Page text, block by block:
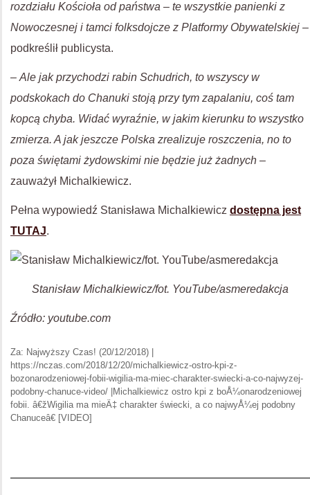
rozdziału Kościoła od państwa – te wszystkie panienki z
Nowoczesnej i tamci folksdojcze z Platformy Obywatelskiej –
podkreślił publicysta.
– Ale jak przychodzi rabin Schudrich, to wszyscy w
podskokach do Chanuki stoją przy tym zapalaniu, coś tam
kopcą chyba. Widać wyraźnie, w jakim kierunku to wszystko
zmierza. A jak jeszcze Polska zrealizuje roszczenia, no to
poza świętami żydowskimi nie będzie już żadnych –
zauważył Michalkiewicz.
Pełna wypowiedź Stanisława Michalkiewicz dostępna jest
TUTAJ.
Stanisław Michalkiewicz/fot. YouTube/asmeredakcja
Źródło: youtube.com
Za: Najwyższy Czas! (20/12/2018) |
https://nczas.com/2018/12/20/michalkiewicz-ostro-kpi-z-
bozonarodzeniowej-fobii-wigilia-ma-miec-charakter-swiecki-a-co-najwyzej-
podobny-chanuce-video/ |Michalkiewicz ostro kpi z boÅ¼onarodzeniowej
fobii. â€žWigilia ma mieÄ‡ charakter świecki, a co najwyÅ¼ej podobny
Chanuceâ€ [VIDEO]